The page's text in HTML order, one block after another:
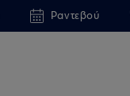
Ραντεβού